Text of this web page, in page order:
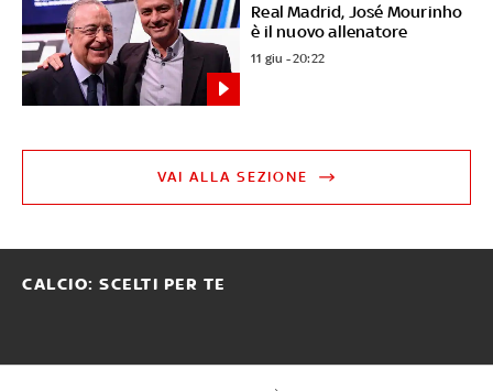
Real Madrid, José Mourinho
è il nuovo allenatore
11 giu - 20:22
VAI ALLA SEZIONE
CALCIO: SCELTI PER TE